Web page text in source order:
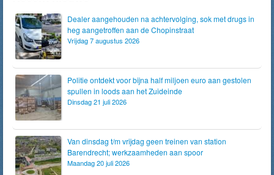
Dealer aangehouden na achtervolging, sok met drugs in
heg aangetroffen aan de Chopinstraat
Vrijdag 7 augustus 2026
Politie ontdekt voor bijna half miljoen euro aan gestolen
spullen in loods aan het Zuideinde
Dinsdag 21 juli 2026
Van dinsdag t/m vrijdag geen treinen van station
Barendrecht; werkzaamheden aan spoor
Maandag 20 juli 2026